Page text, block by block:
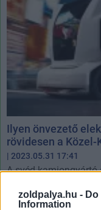
zoldpalya.hu -
Information
Ilyen önvezető
rövidesen a
| 2023.05.31 17:41
A svéd
Egyesült Arab
ökoszisztémájának